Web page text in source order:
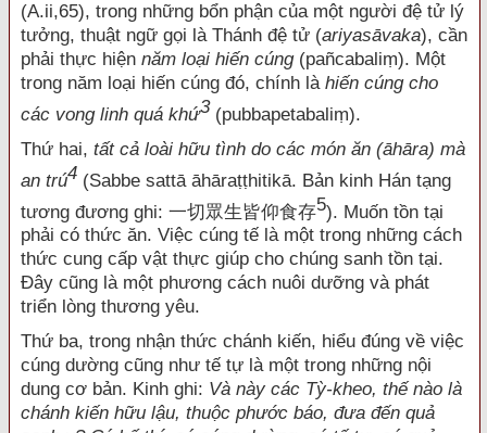
(A.ii,65), trong những bổn phận của một người đệ tử lý
tưởng, thuật ngữ gọi là Thánh đệ tử (ariyasāvaka), cần
phải thực hiện năm loại hiến cúng(pañcabaliṃ). Một
trong năm loại hiến cúng đó, chính là hiến cúng cho
các vong linh quá khứ3 (pubbapetabaliṃ).
Thứ hai, tất cả loài hữu tình do các món ăn (āhāra) mà
an trú4 (Sabbe sattā āhāraṭṭhitikā. Bản kinh Hán tạng
tương đương ghi: 一切眾生皆仰食存5). Muốn tồn tại
phải có thức ăn. Việc cúng tế là một trong những cách
thức cung cấp vật thực giúp cho chúng sanh tồn tại.
Đây cũng là một phương cách nuôi dưỡng và phát
triển lòng thương yêu.
Thứ ba, trong nhận thức chánh kiến, hiểu đúng về việc
cúng dường cũng như tế tự là một trong những nội
dung cơ bản. Kinh ghi: Và này các Tỳ-kheo, thế nào là
chánh kiến hữu lậu, thuộc phước báo, đưa đến quả